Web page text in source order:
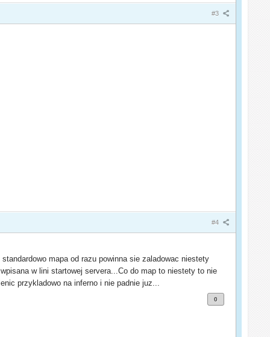
#3
#4
mapa od razu powinna sie zaladowac niestety
w lini startowej servera...Co do map to niestety to nie
przykladowo na inferno i nie padnie juz...
0